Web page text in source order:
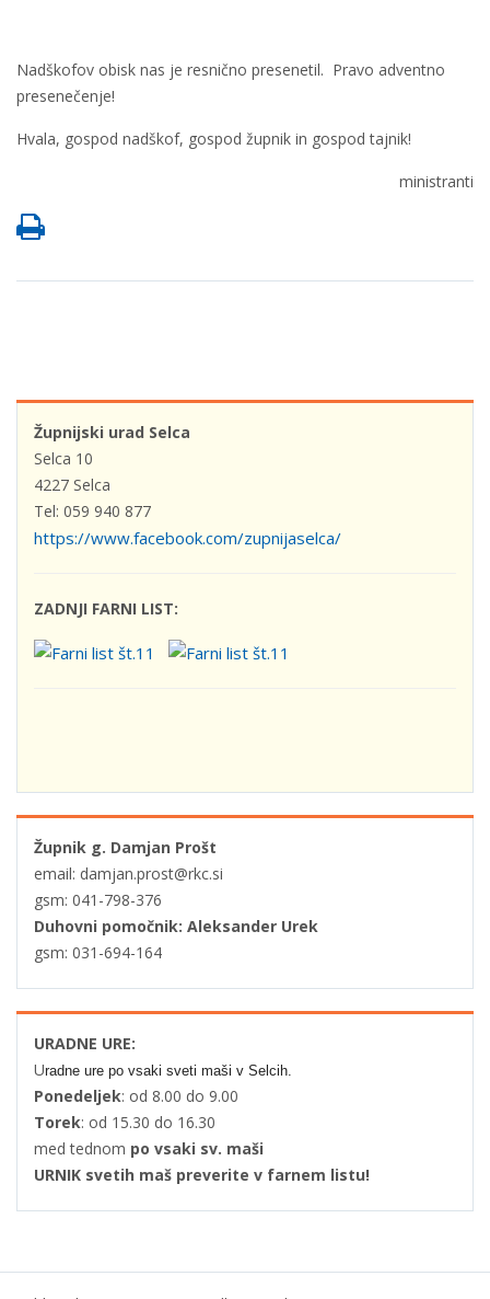
Nadškofov obisk nas je resnično presenetil. Pravo adventno
presenečenje!
Hvala, gospod nadškof, gospod župnik in gospod tajnik!
ministranti
Župnijski urad Selca
Selca 10
4227 Selca
Tel: 059 940 877
https://www.facebook.com/zupnijaselca/
ZADNJI FARNI LIST:
Župnik g. Damjan Prošt
email: damjan.prost@rkc.si
gsm: 041-798-376
Duhovni pomočnik: Aleksander Urek
gsm: 031-694-164
URADNE URE:
Uradne ure po vsaki sveti maši v Selcih.
Ponedeljek: od 8.00 do 9.00
Torek: od 15.30 do 16.30
med tednom po vsaki sv. maši
URNIK svetih maš preverite v farnem listu!